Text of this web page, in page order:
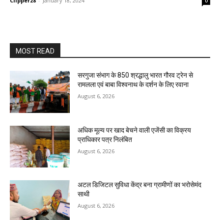
MOST READ
सरगुजा संभाग के 850 श्रद्धालु भारत गौरव ट्रेन से
रामलला एवं बाबा विश्वनाथ के दर्शन के लिए रवाना
August 6, 2026
अधिक मूल्य पर खाद बेचने वाली एजेंसी का विक्रय
प्राधिकार पत्र निलंबित
August 6, 2026
अटल डिजिटल सुविधा केंद्र बना ग्रामीणों का भरोसेमंद
साथी
August 6, 2026